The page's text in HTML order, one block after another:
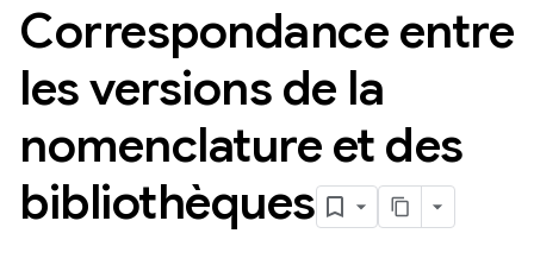
Correspondance entre
les versions de la
nomenclature et des
bibliothèques